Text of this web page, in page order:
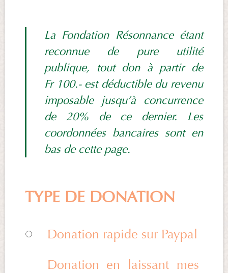
La Fondation Résonnance étant
reconnue de pure utilité
publique, tout don à partir de
Fr 100.- est déductible du revenu
imposable jusqu’à concurrence
de 20% de ce dernier. Les
coordonnées bancaires sont en
bas de cette page.
TYPE DE DONATION
Donation rapide sur Paypal
Donation en laissant mes